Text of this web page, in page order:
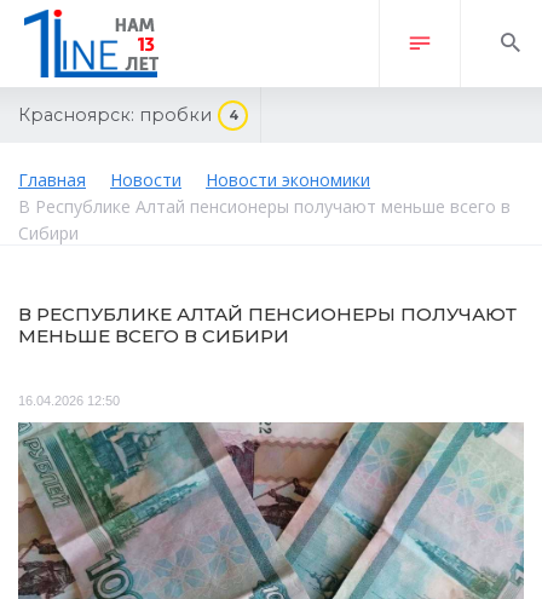
Красноярск: пробки 4
Главная Новости
Новости экономики
В Республике Алтай пенсионеры получают меньше всего в
Сибири
В РЕСПУБЛИКЕ АЛТАЙ ПЕНСИОНЕРЫ ПОЛУЧАЮТ
МЕНЬШЕ ВСЕГО В СИБИРИ
16.04.2026 12:50